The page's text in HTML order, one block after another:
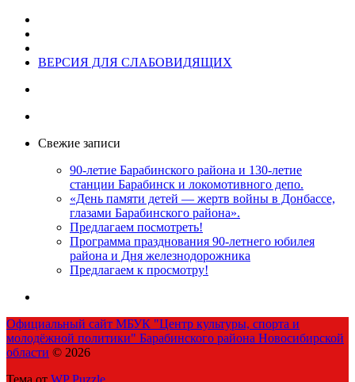
ВЕРСИЯ ДЛЯ СЛАБОВИДЯЩИХ
Свежие записи
90-летие Барабинского района и 130-летие
станции Барабинск и локомотивного депо.
«День памяти детей — жертв войны в Донбассе,
глазами Барабинского района».
Предлагаем посмотреть!
Программа празднования 90-летнего юбилея
района и Дня железнодорожника
Предлагаем к просмотру!
Официальный сайт МБУК "Центр культуры, спорта и
молодёжной политики" Барабинского района Новосибирской
области © 2026